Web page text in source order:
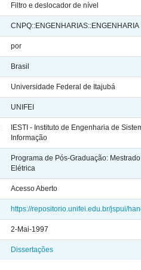
Filtro e deslocador de nível
CNPQ::ENGENHARIAS::ENGENHARIA
por
Brasil
Universidade Federal de Itajubá
UNIFEI
IESTI - Instituto de Engenharia de
Informação
Programa de Pós-Graduação:
Elétrica
Acesso Aberto
https://repositorio.unifei.edu.br/jspui/
2-Mai-1997
Dissertações